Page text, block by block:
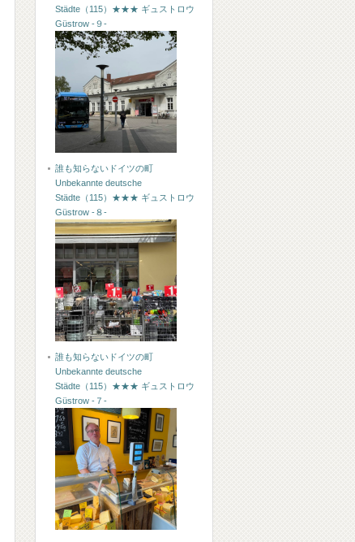
Städte（115）★★★ ギュストロウ
Güstrow -９-
誰も知らないドイツの町
Unbekannte deutsche
Städte（115）★★★ ギュストロウ
Güstrow -８-
誰も知らないドイツの町
Unbekannte deutsche
Städte（115）★★★ ギュストロウ
Güstrow -７-